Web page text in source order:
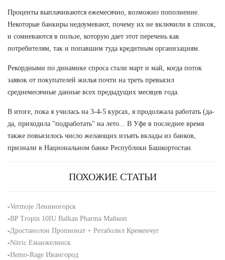
Проценты выплачиваются ежемесячно, возможно пополнение.
Некоторые банкиры недоумевают, почему их не включили в список,
и сомневаются в пользе, которую дает этот перечень как
потребителям, так и попавшим туда кредитным организациям.
Рекордными по динамике спроса стали март и май, когда поток
заявок от покупателей жилья почти на треть превысил
среднемесячные данные всех предыдущих месяцев года.
В итоге, пока я училась на 3-4-5 курсах, я продолжала работать (да-
да, приходила "подработать" на лето... В Уфе в последнее время
также повысилось число желающих изъять вклады из банков,
признали в Национальном банке Республики Башкортостан.
ПОХОЖИЕ СТАТЬИ
-Vermoje Лениногорск
-BP Tropin 10IU Balkan Pharma Майкоп
-Дростанолон Пропионат + Ретаболил Кременчуг
-Nitric Еманжелинск
-Hemo-Rage Ивангород